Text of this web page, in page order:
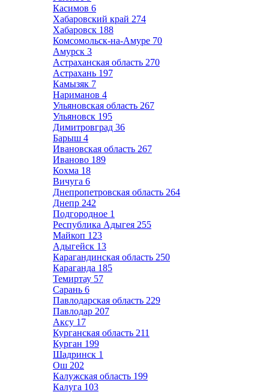
Касимов 6
Хабаровский край 274
Хабаровск 188
Комсомольск-на-Амуре 70
Амурск 3
Астраханская область 270
Астрахань 197
Камызяк 7
Нариманов 4
Ульяновская область 267
Ульяновск 195
Димитровград 36
Барыш 4
Ивановская область 267
Иваново 189
Кохма 18
Вичуга 6
Днепропетровская область 264
Днепр 242
Подгородное 1
Республика Адыгея 255
Майкоп 123
Адыгейск 13
Карагандинская область 250
Караганда 185
Темиртау 57
Сарань 6
Павлодарская область 229
Павлодар 207
Аксу 17
Курганская область 211
Курган 199
Шадринск 1
Ош 202
Калужская область 199
Калуга 103